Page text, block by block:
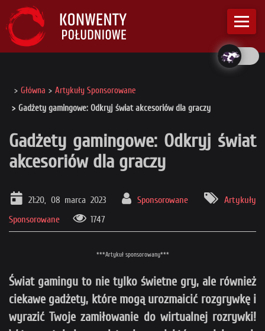
Główna
Artykuły Sponsorowane
Gadżety gamingowe: Odkryj świat akcesoriów dla graczy
Gadżety gamingowe: Odkryj świat
akcesoriów dla graczy
21:20, 08 marca 2023 Sponsorowane
Artykuły
Sponsorowane
1747
***Artykuł sponsorowany***
Świat gamingu to nie tylko świetne gry, ale również
ciekawe gadżety, które mogą urozmaicić rozgrywkę i
wyrazić Twoje zamiłowanie do wirtualnej rozrywki!